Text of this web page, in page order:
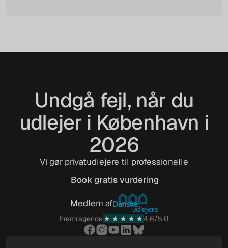
Undgå fejl, når du
udlejer i København i
2026
Vi gør privatudlejere til professionelle
Book gratis vurdering
Book gratis vurdering
Medlem af
Fremragende 4.6/5.0